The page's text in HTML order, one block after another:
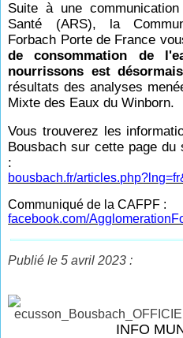
Suite à une
Santé (ARS), la
Forbach Porte de France
de consommation de
nourrissons est
résultats des analyses
Mixte des Eaux du Winborn.
Vous trouverez les
Bousbach sur cette page
:
bousbach.fr/
Communiqué de la CAFPF :
facebook.com/
Publié le 5 avril 2023 :
INFO